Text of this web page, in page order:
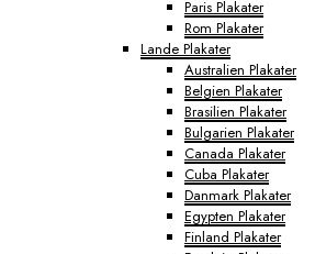
Paris Plakater
Rom Plakater
Lande Plakater
Australien Plakater
Belgien Plakater
Brasilien Plakater
Bulgarien Plakater
Canada Plakater
Cuba Plakater
Danmark Plakater
Egypten Plakater
Finland Plakater